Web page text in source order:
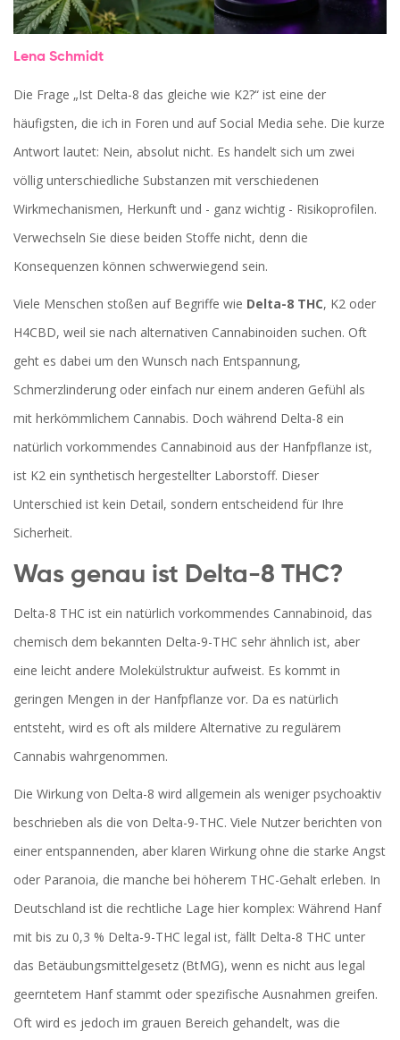
Lena Schmidt
Die Frage „Ist Delta-8 das gleiche wie K2?“ ist eine der
häufigsten, die ich in Foren und auf Social Media sehe. Die kurze
Antwort lautet: Nein, absolut nicht. Es handelt sich um zwei
völlig unterschiedliche Substanzen mit verschiedenen
Wirkmechanismen, Herkunft und - ganz wichtig - Risikoprofilen.
Verwechseln Sie diese beiden Stoffe nicht, denn die
Konsequenzen können schwerwiegend sein.
Viele Menschen stoßen auf Begriffe wie Delta-8 THC, K2 oder
H4CBD, weil sie nach alternativen Cannabinoiden suchen. Oft
geht es dabei um den Wunsch nach Entspannung,
Schmerzlinderung oder einfach nur einem anderen Gefühl als
mit herkömmlichem Cannabis. Doch während Delta-8 ein
natürlich vorkommendes Cannabinoid aus der Hanfpflanze ist,
ist K2 ein synthetisch hergestellter Laborstoff. Dieser
Unterschied ist kein Detail, sondern entscheidend für Ihre
Sicherheit.
Was genau ist Delta-8 THC?
Delta-8 THC ist ein natürlich vorkommendes Cannabinoid, das
chemisch dem bekannten Delta-9-THC sehr ähnlich ist, aber
eine leicht andere Molekülstruktur aufweist. Es kommt in
geringen Mengen in der Hanfpflanze vor. Da es natürlich
entsteht, wird es oft als mildere Alternative zu regulärem
Cannabis wahrgenommen.
Die Wirkung von Delta-8 wird allgemein als weniger psychoaktiv
beschrieben als die von Delta-9-THC. Viele Nutzer berichten von
einer entspannenden, aber klaren Wirkung ohne die starke Angst
oder Paranoia, die manche bei höherem THC-Gehalt erleben. In
Deutschland ist die rechtliche Lage hier komplex: Während Hanf
mit bis zu 0,3 % Delta-9-THC legal ist, fällt Delta-8 THC unter
das Betäubungsmittelgesetz (BtMG), wenn es nicht aus legal
geerntetem Hanf stammt oder spezifische Ausnahmen greifen.
Oft wird es jedoch im grauen Bereich gehandelt, was die